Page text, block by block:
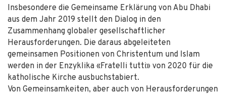
Insbesondere die Gemeinsame Erklärung von Abu Dhabi
aus dem Jahr 2019 stellt den Dialog in den
Zusammenhang globaler gesellschaftlicher
Herausforderungen. Die daraus abgeleiteten
gemeinsamen Positionen von Christentum und Islam
werden in der Enzyklika «Fratelli tutti» von 2020 für die
katholische Kirche ausbuchstabiert.
Von Gemeinsamkeiten, aber auch von Herausforderungen